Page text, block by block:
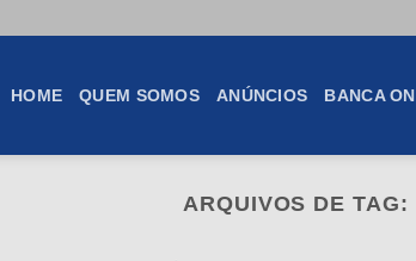
HOME QUEM SOMOS ANÚNCIOS BANCA
ARQUIVOS DE TAG: